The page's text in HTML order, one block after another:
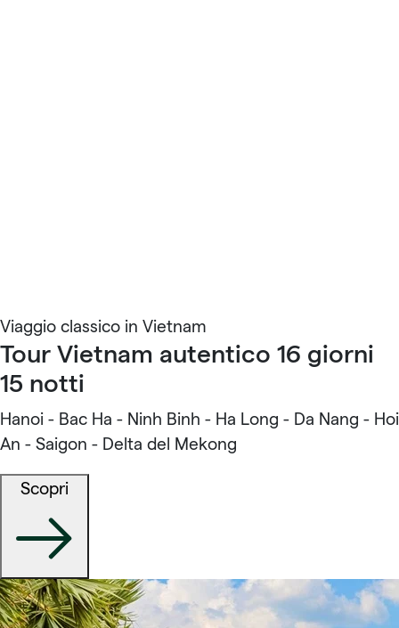
Viaggio classico in Vietnam
Tour Vietnam autentico 16 giorni
15 notti
Hanoi - Bac Ha - Ninh Binh - Ha Long - Da Nang - Hoi
An - Saigon - Delta del Mekong
Scopri